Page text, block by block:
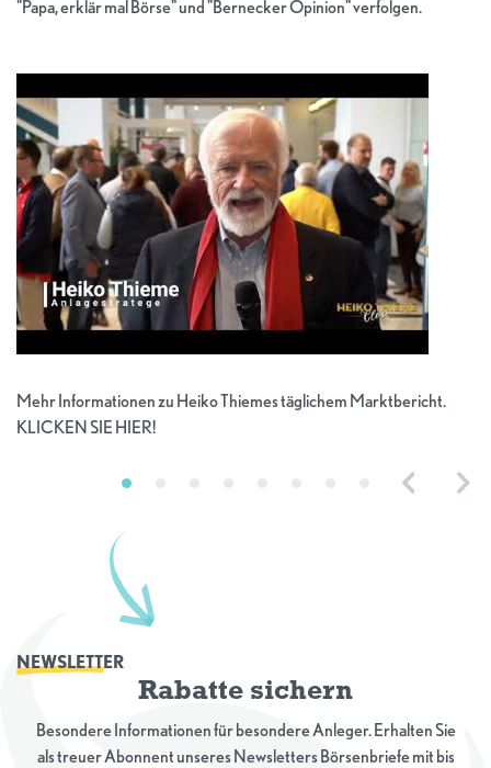
"Papa, erklär mal Börse" und "Bernecker Opinion" verfolgen.
Mehr Informationen zu Heiko Thiemes täglichem Marktbericht.
KLICKEN SIE HIER!
Previous
NEWSLETTER
Rabatte sichern
Besondere Informationen für besondere Anleger. Erhalten Sie
als treuer Abonnent unseres Newsletters Börsenbriefe mit bis